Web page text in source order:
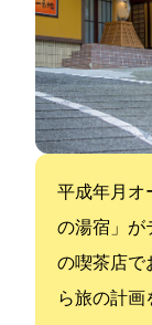
平成25年7月
の湯宿」が
の喫茶店で
ら旅の計画